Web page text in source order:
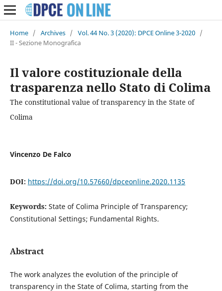
Home / Archives / Vol. 44 No. 3 (2020): DPCE Online 3-2020 /
II - Sezione Monografica
Il valore costituzionale della
trasparenza nello Stato di Colima
The constitutional value of transparency in the State of
Colima
Vincenzo De Falco
DOI: https://doi.org/10.57660/dpceonline.2020.1135
Keywords: State of Colima Principle of Transparency;
Constitutional Settings; Fundamental Rights.
Abstract
The work analyzes the evolution of the principle of
transparency in the State of Colima, starting from the